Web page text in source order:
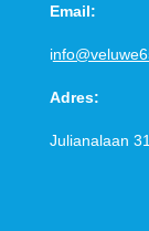
Email:
i
Adres:
Julianalaan